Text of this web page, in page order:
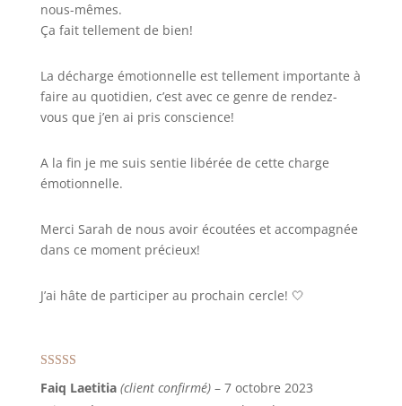
nous-mêmes.
Ça fait tellement de bien!
La décharge émotionnelle est tellement importante à
faire au quotidien, c’est avec ce genre de rendez-
vous que j’en ai pris conscience!
A la fin je me suis sentie libérée de cette charge
émotionnelle.
Merci Sarah de nous avoir écoutées et accompagnée
dans ce moment précieux!
J’ai hâte de participer au prochain cercle! 🤍
Faiq Laetitia (client confirmé) – 7 octobre 2023